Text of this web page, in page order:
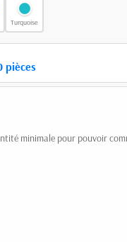
Turquoise
pièces
minimale pour pouvoir